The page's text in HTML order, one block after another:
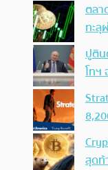
ตลา
ทะลุ
ปูติ
โทฯ
สุดท้